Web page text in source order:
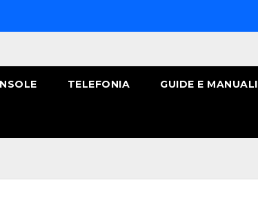
TELEFONIA GUIDE E MANUALI